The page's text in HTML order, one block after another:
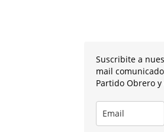
Suscribite a
mail
Partido Obrero